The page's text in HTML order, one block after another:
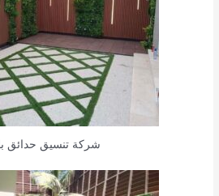
شركة تنسيق حدائق